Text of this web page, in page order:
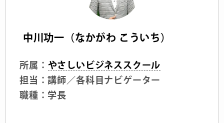
中川功一（なかがわ こういち）
所属： やさしいビジネススクール
担当：講師／各科目ナビゲーター
職種：学長